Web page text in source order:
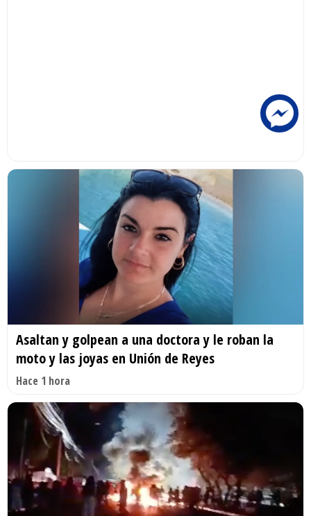
Asaltan y golpean a una doctora y le roban la
moto y las joyas en Unión de Reyes
Hace 1 hora